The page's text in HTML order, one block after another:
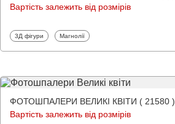
Вартість залежить від розмірів
Фотошпалери
3Д фігури Фотошпалери
Магнолії
ФОТОШПАЛЕРИ ВЕЛИКІ КВІТИ ( 21580 )
Вартість залежить від розмірів